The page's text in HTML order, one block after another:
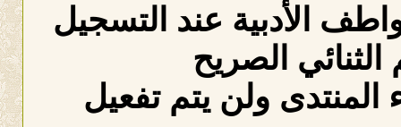
الأدبية عند التسجيل
الصريح
ولن يتم تفعيل